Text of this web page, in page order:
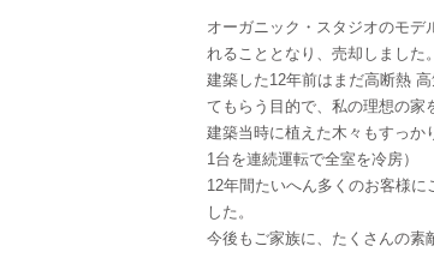
オーガニック・スタジオのモデ
れることとなり、売却しました
建築した12年前はまだ高断熱
てもらう目的で、私の理想の家
建築当時に植えた木々もすっか
1台を連続運転で全室を冷房）
12年間たいへん多くのお客様
した。
今後もご家族に、たくさんの素